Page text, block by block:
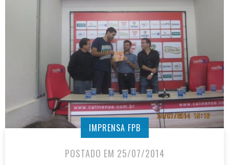
IMPRENSA FPB
POSTADO EM 25/07/2014